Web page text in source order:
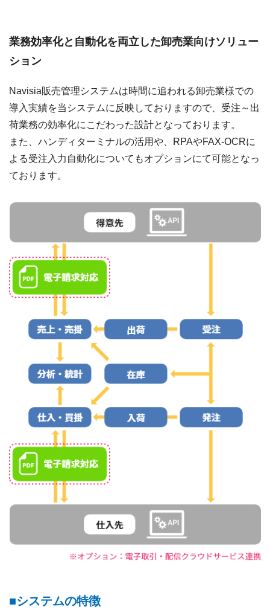
業務効率化と自動化を両立した卸売業向けソリュー
ション
Navisia販売管理システムは時間に追われる卸売業様での
導入実績を当システムに反映しておりますので、受注～出
荷業務の効率化にこだわった設計となっております。
また、ハンディターミナルの活用や、RPAやFAX-OCRに
よる受注入力自動化についてもオプションにて可能となっ
ております。
システムの特徴